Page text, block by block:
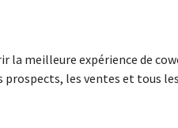
la meilleure expérience de
prospects, les ventes et tous